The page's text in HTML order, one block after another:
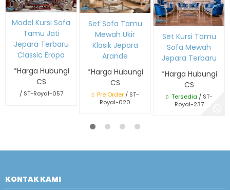
Model Kursi Sofa
Tamu Jati
Jepara Terbaru
Classic Eropa
*Harga Hubungi
CS
/ ST-Royal-057
Set Sofa Tamu
Mewah Ukir
Klasik Jepara
Arande
*Harga Hubungi
CS
Pre Order/ ST-
Royal-020
Set Kursi Tamu
Sofa Mewah
Jepara Terbaru
*Harga Hubungi
CS
Tersedia / ST-
Royal-237
KONTAK KAMI